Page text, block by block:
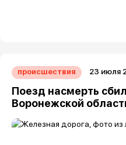
происшествия 23 июля
Поезд насмерть
Воронежской